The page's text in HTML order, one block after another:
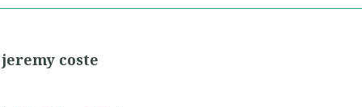
jeremy coste